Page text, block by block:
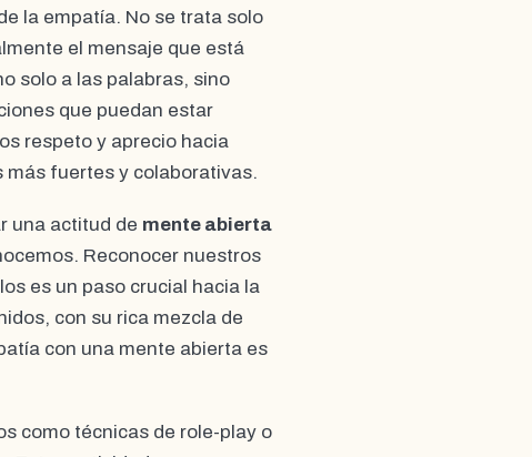
la empatía. No se trata solo
el mensaje que está
solo a las palabras, sino
que puedan estar
respeto y aprecio hacia
más fuertes y colaborativas.
una actitud de mente abierta
Reconocer nuestros
es un paso crucial hacia la
con su rica mezcla de
con una mente abierta es
como técnicas de role-play o